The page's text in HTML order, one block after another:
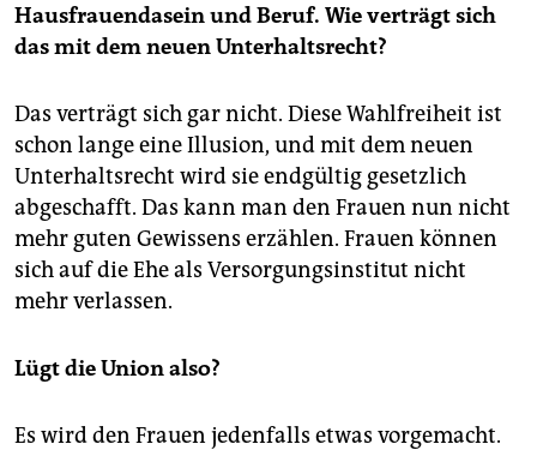
Hausfrauendasein und Beruf. Wie verträgt sich
das mit dem neuen Unterhaltsrecht?
Das verträgt sich gar nicht. Diese Wahlfreiheit ist
schon lange eine Illusion, und mit dem neuen
Unterhaltsrecht wird sie endgültig gesetzlich
abgeschafft. Das kann man den Frauen nun nicht
mehr guten Gewissens erzählen. Frauen können
sich auf die Ehe als Versorgungsinstitut nicht
mehr verlassen.
Lügt die Union also?
Es wird den Frauen jedenfalls etwas vorgemacht.